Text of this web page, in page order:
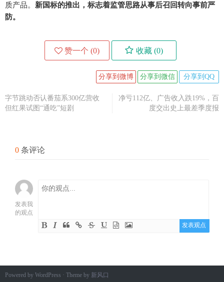
质产品。 新国标的推出，标志着监管思路从事后召回转向事前严
防。
赞一个 (0) 收藏 (0)
分享到QQ
分享到微信
分享到微博
字节跳动否认番茄系300亿营收
但红果试图“通吃”短剧
净亏112亿、广告收入跌19%，百
度交出史上最差季度报
0 条评论
发表我
的观点
发表观点
Powered by WordPress · Theme by 新风口